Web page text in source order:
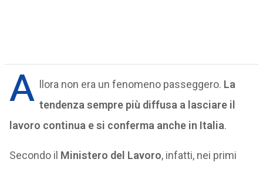
A llora non era un fenomeno passeggero. La
tendenza sempre più diffusa a lasciare il
lavoro continua e si conferma anche in Italia.
Secondo il Ministero del Lavoro, infatti, nei primi